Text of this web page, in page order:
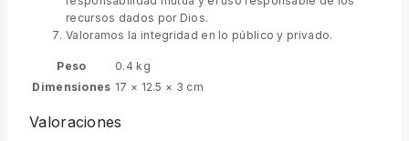
recursos dados por Dios.
Valoramos la integridad en lo público y privado.
Peso
0.4 kg
Dimensiones 17 × 12.5 × 3 cm
Valoraciones